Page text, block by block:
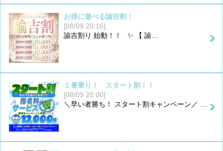
お得に遊べる諭吉割！
[08/09 20:16]
諭吉割り 始動！！ ✨ 【 諭…
１番乗り！ スタート割！！
[08/09 20:00]
＼早い者勝ち！ スタート割キャンペーン／ …